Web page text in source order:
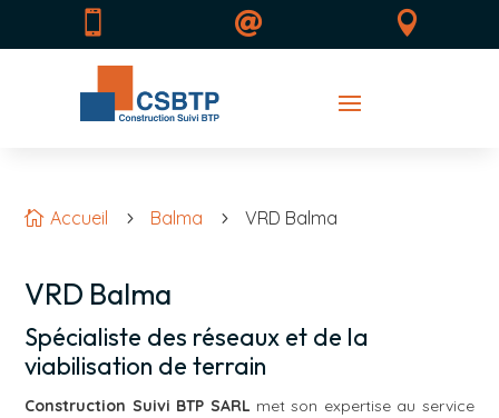
  
 Accueil 5 Balma 5 VRD Balma
VRD Balma
Spécialiste des réseaux et de la
viabilisation de terrain
Construction Suivi BTP SARL met son expertise au service